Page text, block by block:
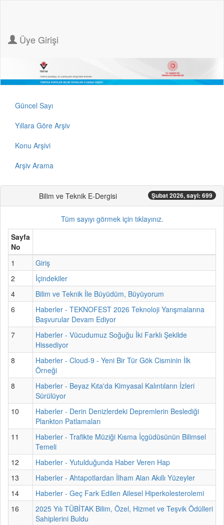
Üye Girişi
Güncel Sayı
Yıllara Göre Arşiv
Konu Arşivi
Arşiv Arama
Bilim ve Teknik E-Dergisi Şubat 2026, sayi: 699
Tüm sayıyı görmek için tıklayınız.
Sayfa
No
1
Giriş
2
İçindekiler
4
Bilim ve Teknik İle Büyüdüm, Büyüyorum
6
Haberler - TEKNOFEST 2026 Teknoloji Yarışmalarına
Başvurular Devam Ediyor
7
Haberler - Vücudumuz Soğuğu İki Farklı Şekilde
Hissediyor
8
Haberler - Cloud-9 - Yeni Bir Tür Gök Cisminin İlk
Örneği
8
Haberler - Beyaz Kıta'da Kimyasal Kalıntıların İzleri
Sürülüyor
10
Haberler - Derin Denizlerdeki Depremlerin Beslediği
Plankton Patlamaları
11
Haberler - Trafikte Müziği Kısma İçgüdüsünün Bilimsel
Temeli
12
Haberler - Yutulduğunda Haber Veren Hap
13
Haberler - Ahtapotlardan İlham Alan Akıllı Yüzeyler
14
Haberler - Geç Fark Edilen Ailesel Hiperkolesterolemi
16
2025 Yılı TÜBİTAK Bilim, Özel, Hizmet ve Teşvik Ödülleri
Sahiplerini Buldu